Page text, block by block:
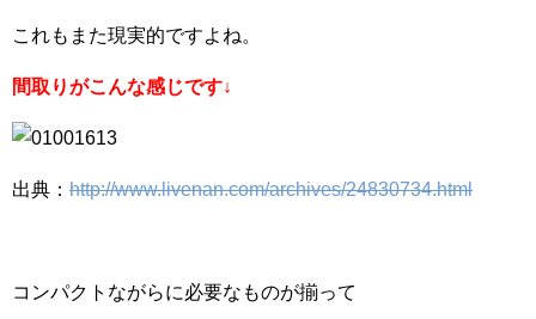
これもまた現実的ですよね。
間取りがこんな感じです↓
出典： http://www.livenan.com/archives/24830734.html
コンパクトながらに必要なものが揃って